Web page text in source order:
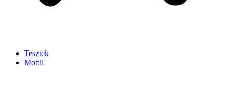
Tesztek
Mobil